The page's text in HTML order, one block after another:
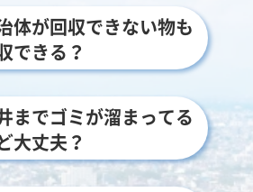
体が回収できない物も
できる？
までゴミが溜まってる
大丈夫？